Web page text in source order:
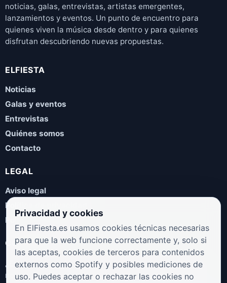
noticias, galas, entrevistas, artistas emergentes,
lanzamientos y eventos. Un punto de encuentro para
quienes viven la música desde dentro y para quienes
disfrutan descubriendo nuevas propuestas.
ELFIESTA
Noticias
Galas y eventos
Entrevistas
Quiénes somos
Contacto
LEGAL
Aviso legal
Política de privacidad
Política de cookies
COLABORA
¿Eres artista, manager, sello o promotor? Envíanos tus
novedades, galas, entrevistas o propuestas musicales.
Privacidad y cookies
En ElFiesta.es usamos cookies técnicas necesarias
para que la web funcione correctamente y, solo si
las aceptas, cookies de terceros para contenidos
externos como Spotify y posibles mediciones de
uso. Puedes aceptar o rechazar las cookies no